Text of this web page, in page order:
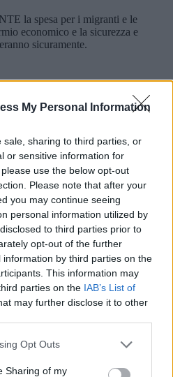
My Personal Information
sale, sharing to third parties, or
or sensitive information for
use the below opt-out
Please note that after your
you may continue seeing
personal information utilized by
to third parties prior to
opt-out of the further
by third parties on the
This information may
parties on the IAB’s List of
may further disclose it to other
Opt Outs
Sharing of my